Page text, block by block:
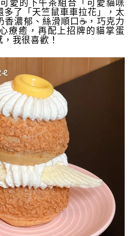
愛的下午茶組合「可愛貓咪
多了「天竺鼠車車拉花」，太
香濃郁、絲滑順口☕️，巧克力
療癒，再配上招牌的貓掌蛋
我很喜歡！